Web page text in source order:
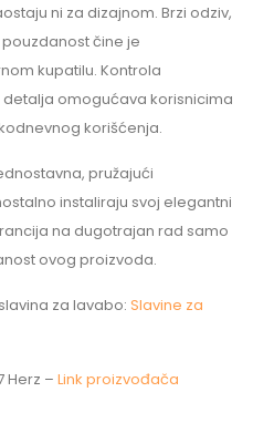
ni za dizajnom. Brzi odziv,
čine je
kupatilu. Kontrola
omogućava korisnicima
korišćenja.
pružajući
instaliraju svoj elegantni
na dugotrajan rad samo
ovog proizvoda.
za lavabo: Slavine za
Herz – Link proizvođača